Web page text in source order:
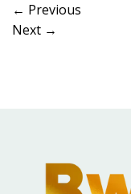
← Previous
Next →